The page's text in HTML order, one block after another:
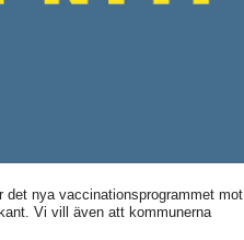
det nya vaccinationsprogrammet mot
Vi vill även att kommunerna